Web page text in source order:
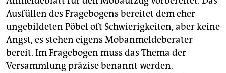
Ausfüllen des Fragebogens bereitet dem eher
ungebildeten Pöbel oft Schwierigkeiten, aber keine
Angst, es stehen eigens Mob­anmeldeberater
bereit. Im Fragebogen muss das Thema der
Versammlung präzise benannt werden.